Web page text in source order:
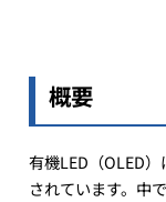
概要
有機LED（OLED
されています。中